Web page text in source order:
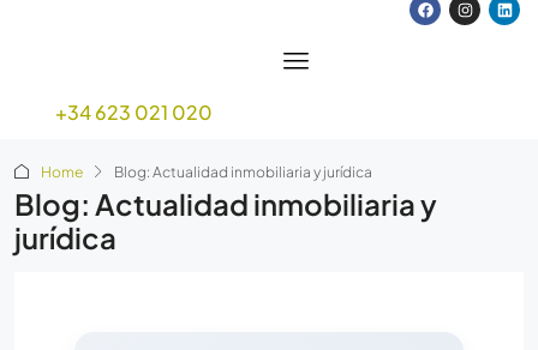
+34 623 021 020
Home Blog: Actualidad inmobiliaria y jurídica
Blog: Actualidad inmobiliaria y
jurídica